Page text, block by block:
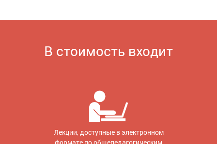
В стоимость входит
Лекции, доступные в электронном